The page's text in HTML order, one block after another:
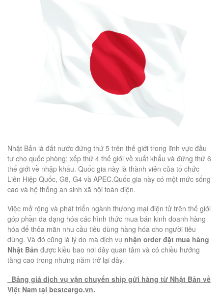
Nhật Bản là đất nước đứng thứ 5 trên thế giới trong lĩnh vực đầu
tư cho quốc phòng; xếp thứ 4 thế giới về xuất khẩu và đứng thứ 6
thế giới về nhập khẩu. Quốc gia này là thành viên của tổ chức
Liên Hiệp Quốc, G8, G4 và APEC.Quốc gia này có một mức sống
cao và hệ thống an sinh xã hội toàn diện.
Việc mở rộng và phát triển ngành thương mại điện tử trên thế giới
góp phần đa dạng hóa các hình thức mua bán kinh doanh hàng
hóa để thỏa mãn nhu cầu tiêu dùng hàng hóa cho người tiêu
dùng. Và đó cũng là lý do mà dịch vụ nhận order đặt mua hàng
Nhật Bản được kiều bao nơi đây quan tâm và có chiều hướng
tăng cao trong nhưng năm trở lại đây.
Bảng giá dịch vụ vận chuyển ship gửi hàng từ Nhật Bản về
Việt Nam tại bestcargo.vn.